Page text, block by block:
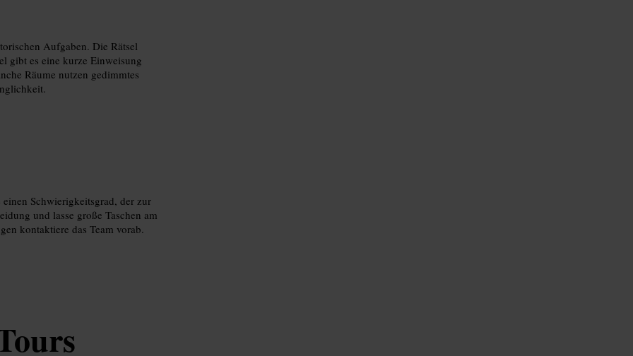
Aufgaben. Die Rätsel
gibt es eine kurze Einweisung
Räume nutzen gedimmtes
Schwierigkeitsgrad, der zur
und lasse große Taschen am
kontaktiere das Team vorab.